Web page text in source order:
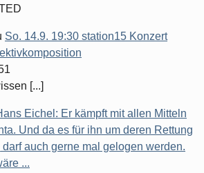
So. 14.9. 19:30 station15 Konzert
[...]
Eichel: Er kämpft mit allen Mitteln
Und da es für ihn um deren Rettung
auch gerne mal gelogen werden.
...